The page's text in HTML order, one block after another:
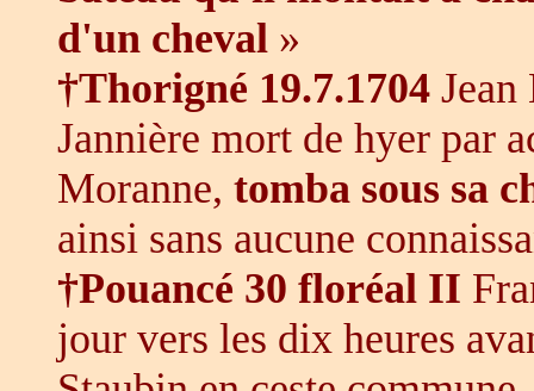
d'un cheval »
†Thorigné 19.7.1704
Jannière mort de hyer par
Moranne, tomba sous sa
ainsi sans aucune
†Pouancé 30 floréal II
jour vers les dix heures